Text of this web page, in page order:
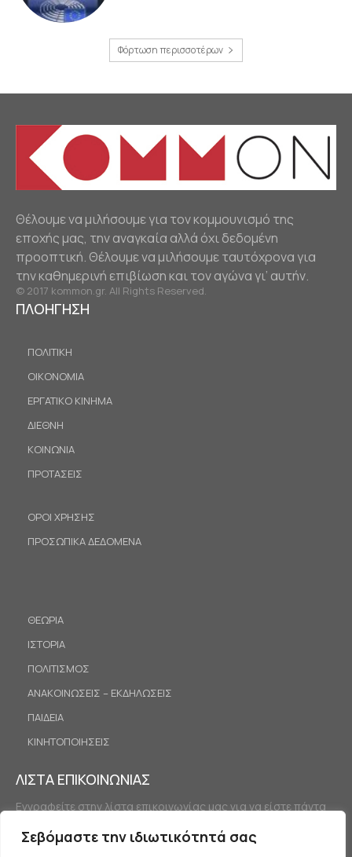
Σεβόμαστε την ιδιωτικότητά σας
Φόρτωση περισσοτέρων
Θέλουμε να μιλήσουμε για τον κομμουνισμό της
εποχής μας, την αναγκαία αλλά όχι δεδομένη
προοπτική. Θέλουμε να μιλήσουμε ταυτόχρονα για
την καθημερινή επιβίωση και τον αγώνα γι’ αυτήν.
© 2017 kommon.gr. All Rights Reserved.
ΠΛΟΗΓΗΣΗ
ΠΟΛΙΤΙΚΗ
ΟΙΚΟΝΟΜΙΑ
ΕΡΓΑΤΙΚΟ ΚΙΝΗΜΑ
ΔΙΕΘΝΗ
ΚΟΙΝΩΝΙΑ
ΠΡΟΤΑΣΕΙΣ
ΟΡΟΙ ΧΡΗΣΗΣ
ΠΡΟΣΩΠΙΚΑ ΔΕΔΟΜΕΝΑ
ΘΕΩΡΙΑ
ΙΣΤΟΡΙΑ
ΠΟΛΙΤΙΣΜΟΣ
ΑΝΑΚΟΙΝΩΣΕΙΣ – ΕΚΔΗΛΩΣΕΙΣ
ΠΑΙΔΕΙΑ
ΚΙΝΗΤΟΠΟΙΗΣΕΙΣ
ΛΙΣΤΑ ΕΠΙΚΟΙΝΩΝΙΑΣ
Εγγραφείτε στην λίστα επικοινωνίας μας για να είστε πάντα